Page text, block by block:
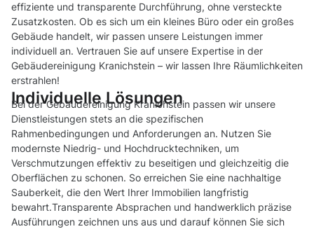
effiziente und transparente Durchführung, ohne versteckte
Zusatzkosten. Ob es sich um ein kleines Büro oder ein großes
Gebäude handelt, wir passen unsere Leistungen immer
individuell an. Vertrauen Sie auf unsere Expertise in der
Gebäudereinigung Kranichstein – wir lassen Ihre Räumlichkeiten
erstrahlen!
Individuelle Lösungen
Bei der Gebäudereinigung Kranichstein passen wir unsere
Dienstleistungen stets an die spezifischen
Rahmenbedingungen und Anforderungen an. Nutzen Sie
modernste Niedrig- und Hochdrucktechniken, um
Verschmutzungen effektiv zu beseitigen und gleichzeitig die
Oberflächen zu schonen. So erreichen Sie eine nachhaltige
Sauberkeit, die den Wert Ihrer Immobilien langfristig
bewahrt.Transparente Absprachen und handwerklich präzise
Ausführungen zeichnen uns aus und darauf können Sie sich